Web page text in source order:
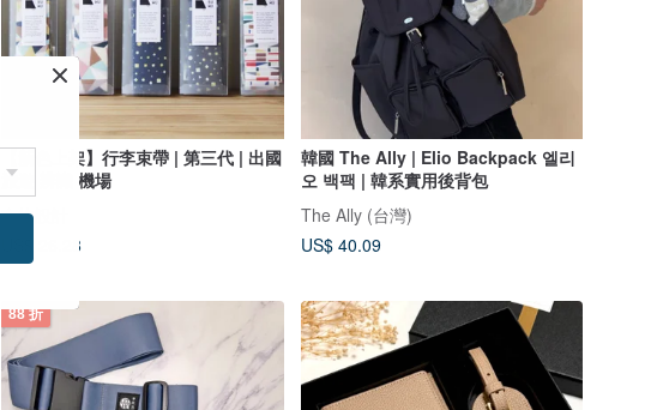
【新色上架】行李束帶 | 第三代 | 出國
旅遊 辨識 機場
布物設計
US$ 26.28
韓國 The Ally | Elio Backpack 엘리
오 백팩 | 韓系實用後背包
The Ally (台灣)
US$ 40.09
88 折